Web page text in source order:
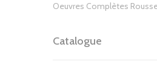
Oeuvres Complètes
Catalogue